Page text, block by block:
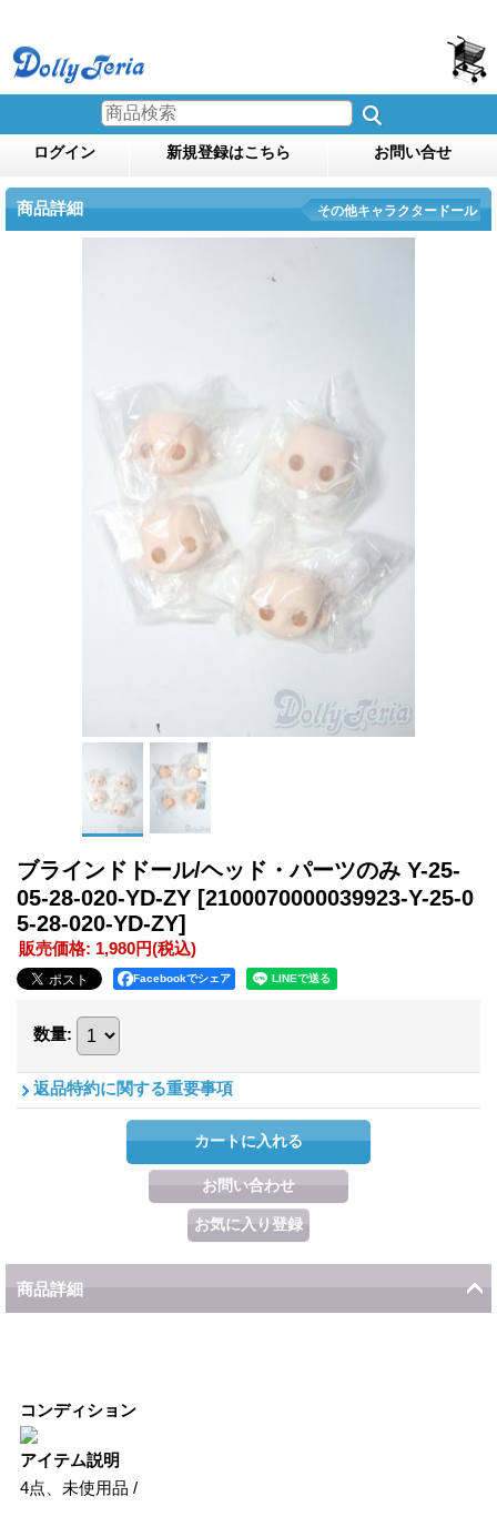
ログイン 新規登録はこちら お問い合せ
商品詳細 その他キャラクタードール
ブラインドドール/ヘッド・パーツのみ Y-25-
05-28-020-YD-ZY [2100070000039923-Y-25-0
5-28-020-YD-ZY]
販売価格: 1,980円(税込)
Facebookでシェア
数量:
返品特約に関する重要事項
商品詳細
コンディション
アイテム説明
4点、未使用品 /